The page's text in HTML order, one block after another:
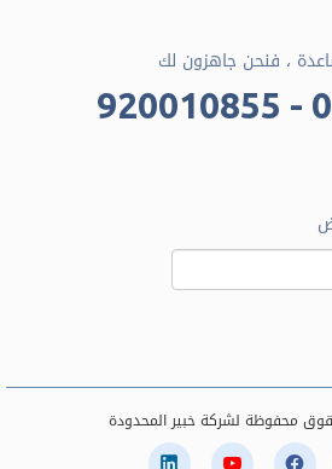
، فنحن جاهزون لك
920010855 -